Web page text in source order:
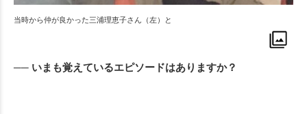
当時から仲が良かった三浦理恵子さん（左）と
── いまも覚えているエピソードはありますか？